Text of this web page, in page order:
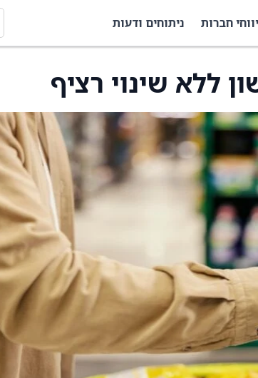
חברות ניתוחים ודעות